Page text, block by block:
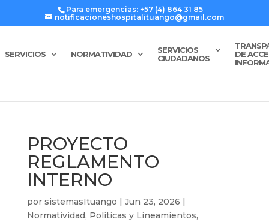
Para emergencias: +57 (4) 864 31 85
notificacioneshospitalituango@gmail.com
SERVICIOS NORMATIVIDAD
SERVICIOS
CIUDADANOS
DE
PROYECTO
REGLAMENTO
INTERNO
por sistemasItuango | Jun 23, 2026 |
Normatividad, Políticas y Lineamientos,